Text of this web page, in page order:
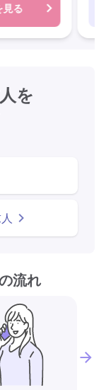
見る
を
流れ